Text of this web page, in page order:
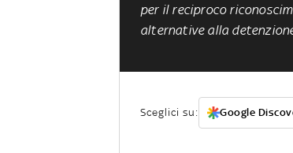
per il reciproco
alternative alla
Sceglici su: Google